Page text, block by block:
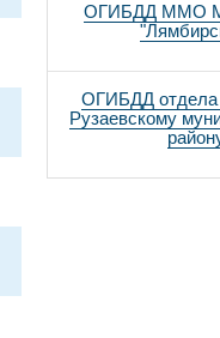
ОГИБДД ММО
ОГИБДД
Рузаевскому